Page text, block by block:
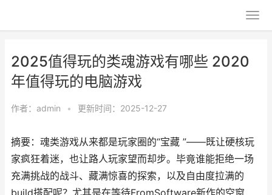
2025值得玩的类魂游戏有哪些 2020
年值得玩的电脑游戏
作者： admin • 更新时间：2025-12-27
摘要：魂类游戏从来都是玩家圈的“宝藏 ”——既让硬核玩
家疯狂着迷，也让路人玩家望而却步。毕竟谁能拒绝一场
充满挑战的战斗、藏满惊喜的探索，以及自由度拉满的